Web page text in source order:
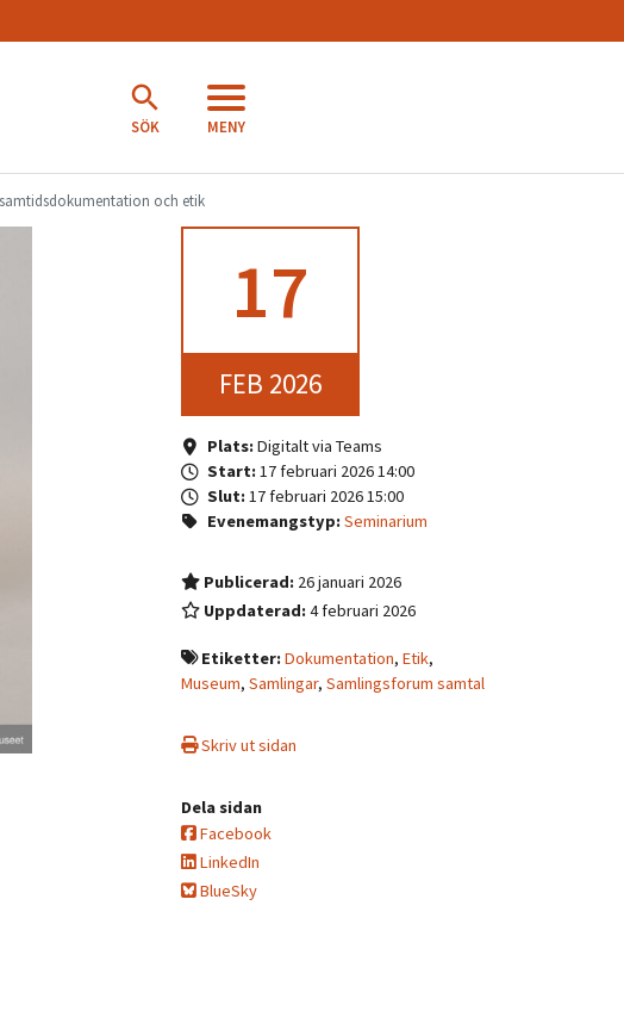
SÖK MENY
och etik
17
FEB 2026
Plats:Digitalt via Teams
Start:17 februari 2026 14:00
Slut:17 februari 2026 15:00
Evenemangstyp:Seminarium
Publicerad: 26 januari 2026
Uppdaterad:4 februari 2026
Etiketter:Dokumentation, Etik,
Museum, Samlingar, Samlingsforum samtal
Skriv ut sidan
Dela sidan
Facebook
LinkedIn
BlueSky